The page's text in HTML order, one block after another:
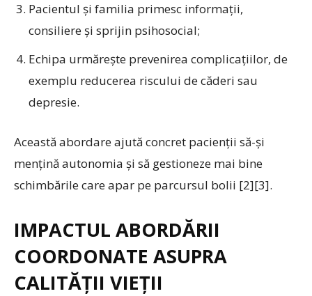
Pacientul și familia primesc informații,
consiliere și sprijin psihosocial;
Echipa urmărește prevenirea complicațiilor, de
exemplu reducerea riscului de căderi sau
depresie.
Această abordare ajută concret pacienții să-și
mențină autonomia și să gestioneze mai bine
schimbările care apar pe parcursul bolii [2][3].
IMPACTUL ABORDĂRII
COORDONATE ASUPRA
CALITĂȚII VIEȚII